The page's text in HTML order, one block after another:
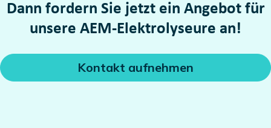
Dann fordern Sie jetzt ein Angebot für
unsere AEM-Elektrolyseure an!
Kontakt aufnehmen